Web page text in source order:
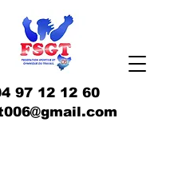
97 12 12 60